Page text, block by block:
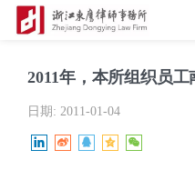
2011年，本所组织员工
日期: 2011-01-04